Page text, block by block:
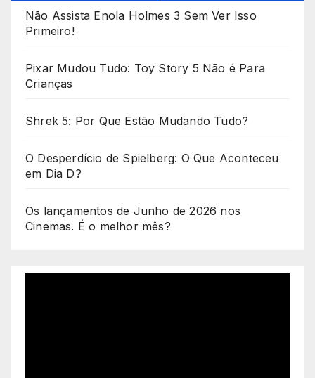
Não Assista Enola Holmes 3 Sem Ver Isso
Primeiro!
Pixar Mudou Tudo: Toy Story 5 Não é Para
Crianças
Shrek 5: Por Que Estão Mudando Tudo?
O Desperdício de Spielberg: O Que Aconteceu
em Dia D?
Os lançamentos de Junho de 2026 nos
Cinemas. É o melhor mês?